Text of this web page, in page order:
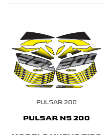
PULSAR 200
PULSAR NS 200